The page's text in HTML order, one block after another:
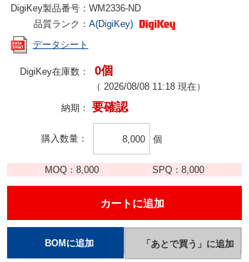
DigiKey製品番号： WM2336-ND
品質ランク： A(DigiKey)
データシート
DigiKey在庫数： 0個
（ 2026/08/08 11:18 現在）
納期： 要確認
購入数量 個
MOQ： 8,000 SPQ：8,000